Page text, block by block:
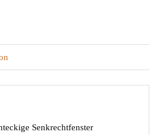
Senkrechtfenster